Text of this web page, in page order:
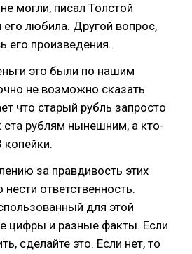
могли, писал Толстой
любила. Другой вопрос,
его произведения.
это были по нашим
не возможно сказать.
что старый рубль запросто
рублям нынешним, а кто-
копейки.
за правдивость этих
ответственность.
для этой
цифры и разные факты. Если
сделайте это. Если нет, то